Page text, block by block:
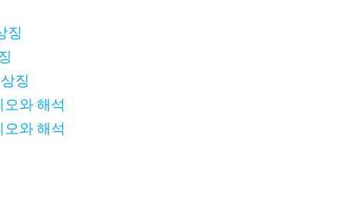
징
징
오와 해석
오와 해석